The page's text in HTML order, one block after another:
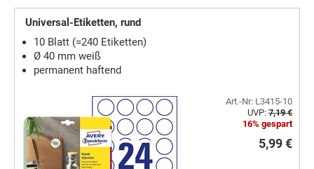
Universal-Etiketten, rund
10 Blatt (=240 Etiketten)
Ø 40 mm weiß
permanent haftend
Art.-Nr: L3415-10
UVP: 7,19 €
16% gespart
5,99 €